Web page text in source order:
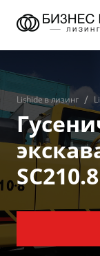
Lishide в лизинг